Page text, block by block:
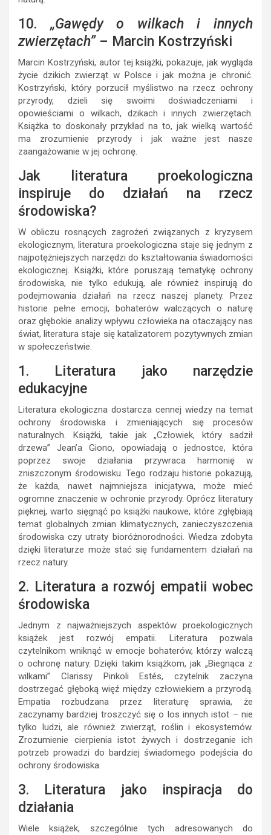
10. „Gawędy o wilkach i innych
zwierzętach”– Marcin Kostrzyński
Marcin Kostrzyński, autor tej książki, pokazuje, jak wygląda
życie dzikich zwierząt w Polsce i jak można je chronić.
Kostrzyński, który porzucił myślistwo na rzecz ochrony
przyrody, dzieli się swoimi doświadczeniami i
opowieściami o wilkach, dzikach i innych zwierzętach.
Książka to doskonały przykład na to, jak wielką wartość
ma zrozumienie przyrody i jak ważne jest nasze
zaangażowanie w jej ochronę.
Jak literatura proekologiczna
inspiruje do działań na rzecz
środowiska?
W obliczu rosnących zagrożeń związanych z kryzysem
ekologicznym, literatura proekologiczna staje się jednym z
najpotężniejszych narzędzi do kształtowania świadomości
ekologicznej. Książki, które poruszają tematykę ochrony
środowiska, nie tylko edukują, ale również inspirują do
podejmowania działań na rzecz naszej planety. Przez
historie pełne emocji, bohaterów walczących o naturę
oraz głębokie analizy wpływu człowieka na otaczający nas
świat, literatura staje się katalizatorem pozytywnych zmian
w społeczeństwie.
1. Literatura jako narzędzie
edukacyjne
Literatura ekologiczna dostarcza cennej wiedzy na temat
ochrony środowiska i zmieniających się procesów
naturalnych. Książki, takie jak „Człowiek, który sadził
drzewa” Jean’a Giono, opowiadają o jednostce, która
poprzez swoje działania przywraca harmonię w
zniszczonym środowisku. Tego rodzaju historie pokazują,
że każda, nawet najmniejsza inicjatywa, może mieć
ogromne znaczenie w ochronie przyrody. Oprócz literatury
pięknej, warto sięgnąć po książki naukowe, które zgłębiają
temat globalnych zmian klimatycznych, zanieczyszczenia
środowiska czy utraty bioróżnorodności. Wiedza zdobyta
dzięki literaturze może stać się fundamentem działań na
rzecz natury.
2. Literatura a rozwój empatii wobec
środowiska
Jednym z najważniejszych aspektów proekologicznych
książek jest rozwój empatii. Literatura pozwala
czytelnikom wniknąć w emocje bohaterów, którzy walczą
o ochronę natury. Dzięki takim książkom, jak „Biegnąca z
wilkami” Clarissy Pinkoli Estés, czytelnik zaczyna
dostrzegać głęboką więź między człowiekiem a przyrodą.
Empatia rozbudzana przez literaturę sprawia, że
zaczynamy bardziej troszczyć się o los innych istot – nie
tylko ludzi, ale również zwierząt, roślin i ekosystemów.
Zrozumienie cierpienia istot żywych i dostrzeganie ich
potrzeb prowadzi do bardziej świadomego podejścia do
ochrony środowiska.
3. Literatura jako inspiracja do
działania
Wiele książek, szczególnie tych adresowanych do